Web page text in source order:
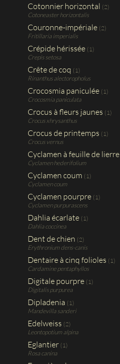
Cotonnier horizontal (2)
Cotoneaster horizontalis
Couronne-impériale (2)
Fritillaria imperialis
Crépide hérissée (1)
Crepis setosa
Crête de coq (1)
Rinanthus alectoropholus
Crocosmia paniculée (1)
Crocosmia paniculata
Crocus à fleurs jaunes (1)
Crocus xhrysanthus
Crocus de printemps (1)
Crocus vernus
Cyclamen à feuille de lierre
Cyclamen hederifolium
Cyclamen coum (1)
Cyclamen coum
Cyclamen pourpre (1)
Cyclamen purpurascens
Dahlia écarlate (1)
Dahlia coccinea
Dent de chien (2)
Erythronium dens-canis
Dentaire à cinq folioles (1)
Cardamine pentaphyllos
Digitale pourpre (1)
Digitalis purpurea
Dipladenia (1)
Mandevilla sanderi
Edelweiss (2)
Leontopotium alpina
Eglantier (1)
Rosa canina